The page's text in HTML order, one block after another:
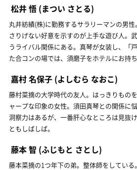
松井 悟 (まつい さとる)
丸井紡績(株)に勤務するサラリーマンの男
さりげない好意を示すのが上手な遊び人。
うライバル関係にある。真琴が女装し、「
た合コンの場では、須磨子をホテルにお持
嘉村 名保子 (よしむら なおこ)
藤村菜摘の大学時代の友人。はっきりもの
ャープな印象の女性。須田真琴との関係に
洞察力はあるが、一番肝心なところは見抜
ともしばしば。
藤本 智 (ふじもと さとし)
藤本菜摘の1つ年下の弟。整体師をしてい